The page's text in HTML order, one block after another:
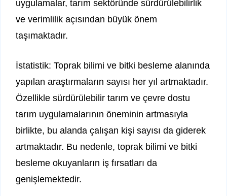
uygulamalar, tarım sektöründe sürdürülebilirlik
ve verimlilik açısından büyük önem
taşımaktadır.
İstatistik: Toprak bilimi ve bitki besleme alanında
yapılan araştırmaların sayısı her yıl artmaktadır.
Özellikle sürdürülebilir tarım ve çevre dostu
tarım uygulamalarının öneminin artmasıyla
birlikte, bu alanda çalışan kişi sayısı da giderek
artmaktadır. Bu nedenle, toprak bilimi ve bitki
besleme okuyanların iş fırsatları da
genişlemektedir.